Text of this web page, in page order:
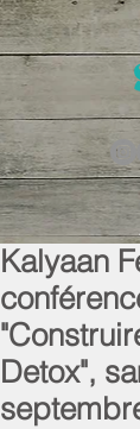
Kalyaan
Detox",